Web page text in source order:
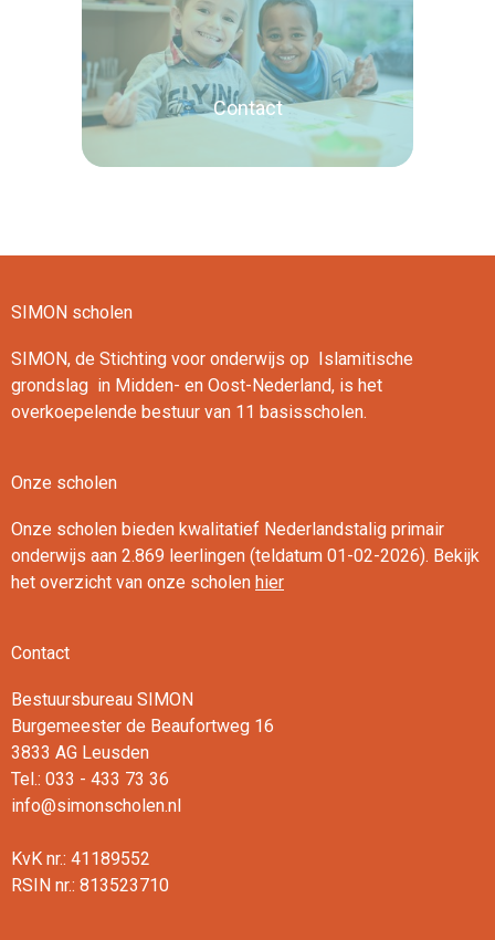
Lees verder
Contact
SIMON scholen
SIMON, de Stichting voor onderwijs op Islamitische
grondslag in Midden- en Oost-Nederland, is het
overkoepelende bestuur van 11 basisscholen.
Onze scholen
Onze scholen bieden kwalitatief Nederlandstalig primair
onderwijs aan 2.869 leerlingen (teldatum 01-02-2026). Bekijk
het overzicht van onze scholen hier
Contact
Bestuursbureau SIMON
Burgemeester de Beaufortweg 16
3833 AG Leusden
Tel.: 033 - 433 73 36
info@simonscholen.nl
KvK nr.: 41189552
RSIN nr.: 813523710